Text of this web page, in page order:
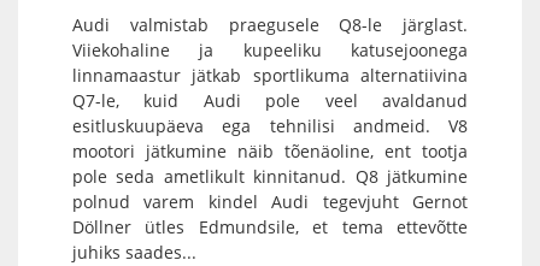
Audi valmistab praegusele Q8-le järglast.
Viiekohaline ja kupeeliku katusejoonega
linnamaastur jätkab sportlikuma alternatiivina
Q7-le, kuid Audi pole veel avaldanud
esitluskuupäeva ega tehnilisi andmeid. V8
mootori jätkumine näib tõenäoline, ent tootja
pole seda ametlikult kinnitanud. Q8 jätkumine
polnud varem kindel Audi tegevjuht Gernot
Döllner ütles Edmundsile, et tema ettevõtte
juhiks saades...